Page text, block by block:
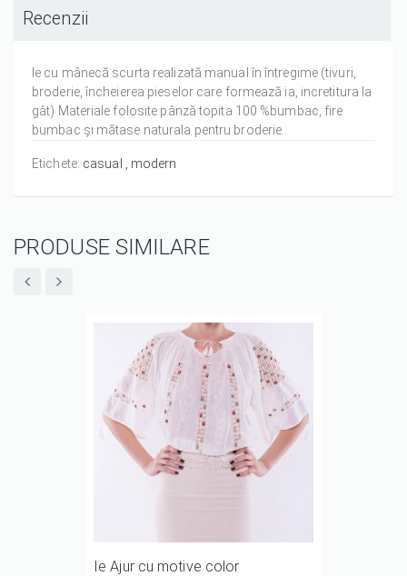
Recenzii
Ie cu mânecă scurta realizată manual în întregime (tivuri,
broderie, încheierea pieselor care formează ia, incretitura la
gât) Materiale folosite pânză topita 100 %bumbac, fire
bumbac și mătase naturala pentru broderie..
Etichete: casual modern
PRODUSE SIMILARE
Ie Ajur cu motive color